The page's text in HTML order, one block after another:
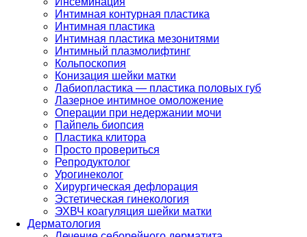
Интимная контурная пластика
Интимная пластика
Интимная пластика мезонитями
Интимный плазмолифтинг
Кольпоскопия
Конизация шейки матки
Лабиопластика — пластика половых губ
Лазерное интимное омоложение
Операции при недержании мочи
Пайпель биопсия
Пластика клитора
Просто провериться
Репродуктолог
Урогинеколог
Хирургическая дефлорация
Эстетическая гинекология
ЭХВЧ коагуляция шейки матки
Дерматология